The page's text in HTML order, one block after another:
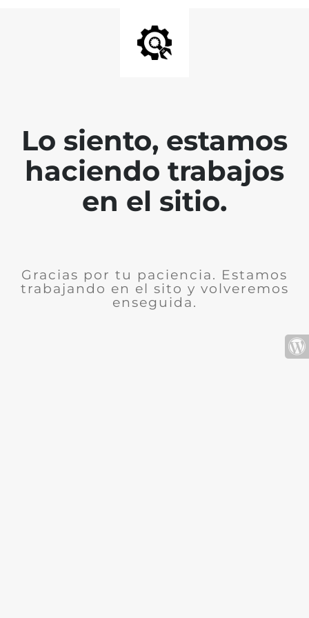
Lo siento, estamos
haciendo trabajos
en el sitio.
Gracias por tu paciencia. Estamos
trabajando en el sito y volveremos
enseguida.